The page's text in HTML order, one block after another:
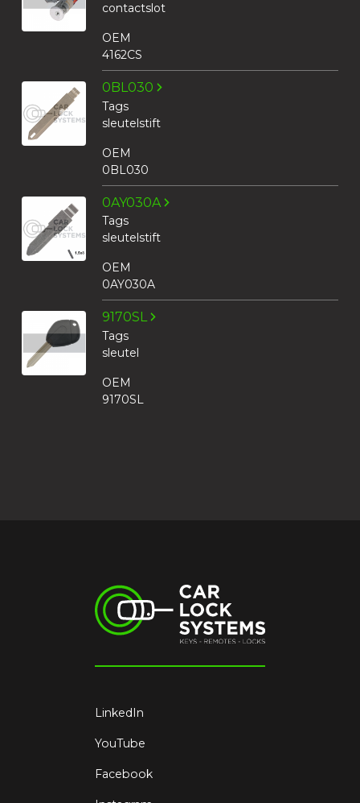
contactslot
OEM
4162CS
0BL030
Tags
sleutelstift
OEM
0BL030
0AY030A
Tags
sleutelstift
OEM
0AY030A
9170SL
Tags
sleutel
OEM
9170SL
LinkedIn
YouTube
Facebook